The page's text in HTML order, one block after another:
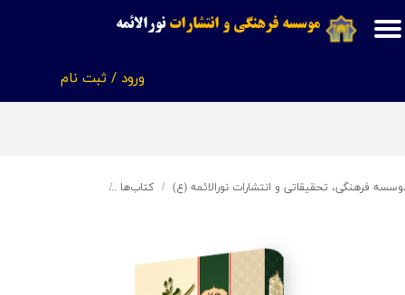
موسسه فرهنگی و انتشاراتنورالائمه
ورود / ثبت نام
حساب کاربری من
فرهنگی، تحقیقاتی و انتشارات نورالائمه (ع) کتاب‌ها